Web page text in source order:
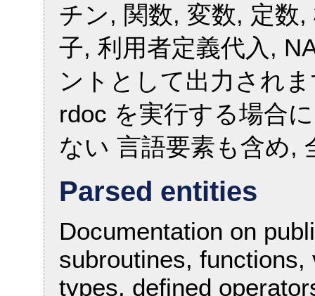
チン, 関数, 変数, 定数
子, 利用者定義代入,
ントとして出力され
rdoc を実行する場合
ない 言語要素も含め,
Parsed entities
Documentation on
subroutines,
types, defined